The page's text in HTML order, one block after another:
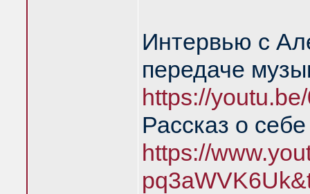
Интервью с
передаче
https://
Рассказ о
https://